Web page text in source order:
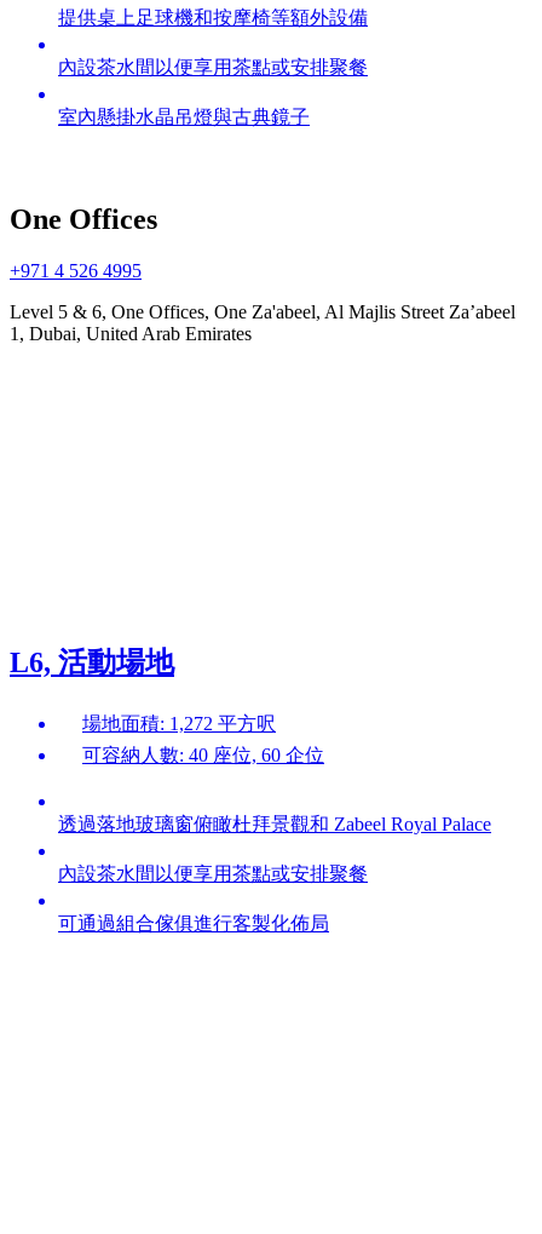
提供桌上足球機和按摩椅等額外設備
內設茶水間以便享用茶點或安排聚餐
室內懸掛水晶吊燈與古典鏡子
One Offices
+971 4 526 4995
Level 5 & 6, One Offices, One Za'abeel, Al Majlis Street Za’abeel
1, Dubai, United Arab Emirates
L6, 活動場地
場地面積: 1,272 平方呎
可容納人數: 40 座位, 60 企位
透過落地玻璃窗俯瞰杜拜景觀和 Zabeel Royal Palace
內設茶水間以便享用茶點或安排聚餐
可通過組合傢俱進行客製化佈局